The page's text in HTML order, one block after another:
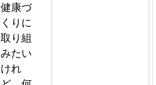
健康づ
くりに
取り組
みたい
けれ